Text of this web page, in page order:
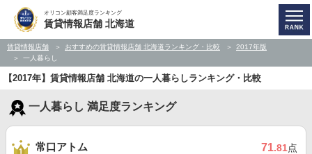
オリコン顧客満足度ランキング
賃貸情報店舗 北海道
賃貸情報店舗 おすすめの賃貸情報店舗 北海道ランキング・比較
2017年版
一人暮らし
【2017年】賃貸情報店舗 北海道の一人暮らしランキング・比較
一人暮らし 満足度ランキング
常口アトム 71.81点